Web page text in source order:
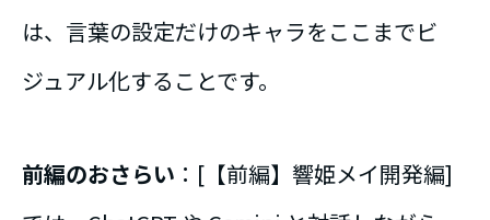
は、言葉の設定だけのキャラをここまでビ
ジュアル化することです。
前編のおさらい ：[【前編】響姫メイ開発編]